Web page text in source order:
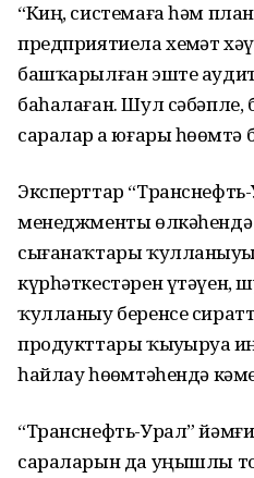
“Киң, системаға һәм
предприятиела хеҙмәт
башҡарылған эште
баһалаған. Шул
саралар ҙа юғары һөҙөмтә
Эксперттар
менеджменты
сығанаҡтары
күрһәткестәрен үтәүен,
ҡулланыу беренсе
продукттары ҡыуҙыруҙа
һайлау һөҙөмтәһендә
“Транснефть-Урал”
сараларын да уңышлы